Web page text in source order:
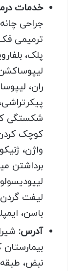
خدمات
جراحی
ترمیمی
پلک،
ران،
شکستگی
کوچک
واژن،
برداشتن
لیفت
باسن،
آدرس:
نبض،